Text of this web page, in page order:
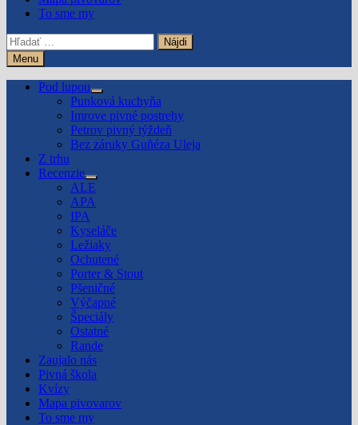
To sme my
Hľadať:
Menu
Pod lupou
Show
sub
menu
Punková kuchyňa
Imrove pivné postrehy
Petrov pivný týždeň
Bez záruky Guñéza Uleja
Z trhu
Recenzie
Show
sub
menu
ALE
APA
IPA
Kyseláče
Ležiaky
Ochutené
Porter & Stout
Pšeničné
Výčapné
Špeciály
Ostatné
Rande
Zaujalo nás
Pivná škola
Kvízy
Mapa pivovarov
To sme my